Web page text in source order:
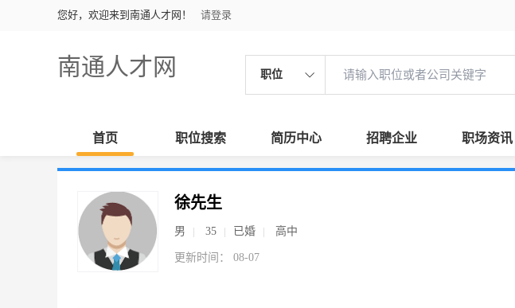
您好，欢迎来到南通人才网！ 请登录
南通人才网 职位
首页 职位搜索 简历中心 招聘企业 职场资讯
徐先生
男 35 已婚 高中
更新时间： 08-07